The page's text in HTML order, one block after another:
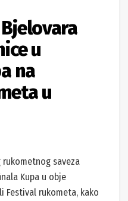
u
na
u
saveza
Kupa u obje
Festival rukometa, kako